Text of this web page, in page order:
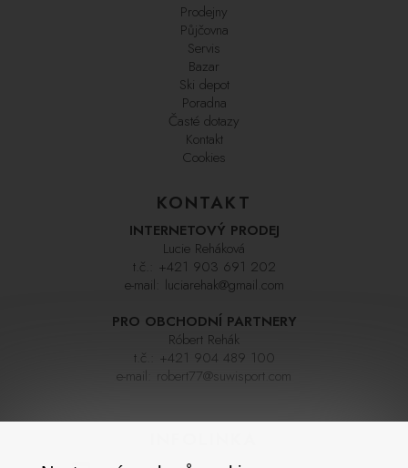
Prodejny
Půjčovna
Servis
Bazar
Ski depot
Poradna
Časté dotazy
Kontakt
Cookies
KONTAKT
INTERNETOVÝ PRODEJ
Lucie Reháková
t.č.: +421 903 691 202
e-mail: luciarehak@gmail.com
PRO OBCHODNÍ PARTNERY
Róbert Rehák
t.č.:
+421 904 489 100
e-mail: robert77@suwisport.com